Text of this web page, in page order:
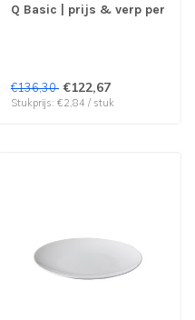
Q Basic | prijs & verp per
€136,30 €122,67
Stukprijs: €2,84 / stuk